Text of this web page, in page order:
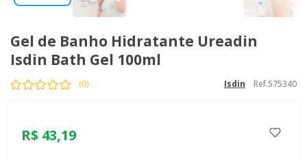
Gel de Banho Hidratante Ureadin
Isdin Bath Gel 100ml
(0) isdin Ref.575340
R$ 43,19